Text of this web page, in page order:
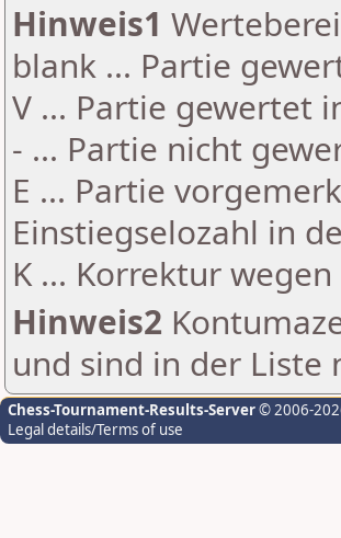
Hinweis1
blank ... Partie
V ... Partie gewertet
- ... Partie nicht
E ... Partie
Einstiegselozahl in
K ... Korrektur
Hinweis2
und sind in der Liste
Chess-Tournament-Results-Server© 2006-
Legal details/Terms of use